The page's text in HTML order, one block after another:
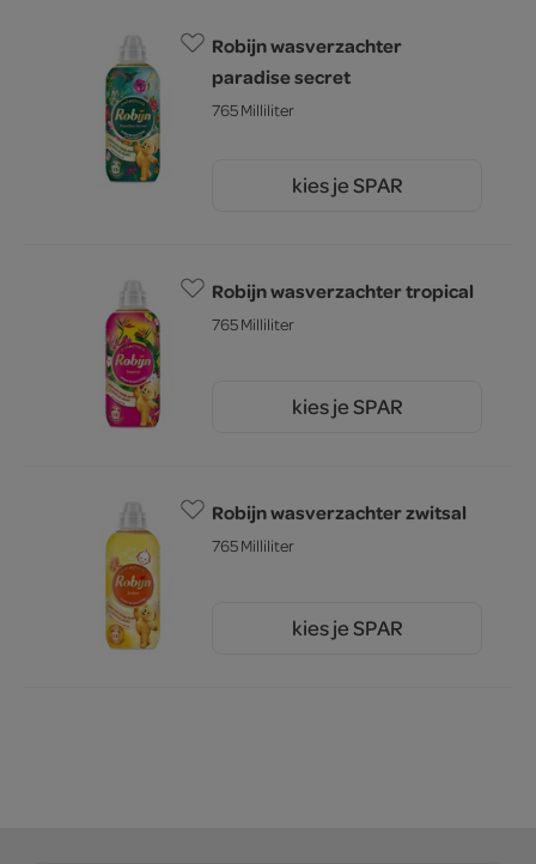
Robijn wasverzachter
paradise secret
765 Milliliter
kies je SPAR
Robijn wasverzachter tropical
765 Milliliter
kies je SPAR
Robijn wasverzachter zwitsal
765 Milliliter
kies je SPAR